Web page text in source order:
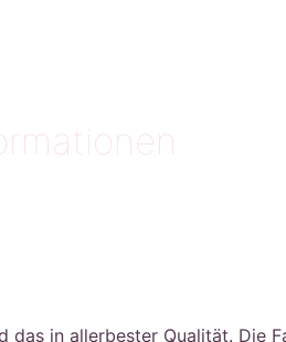
in allerbester Qualität. Die